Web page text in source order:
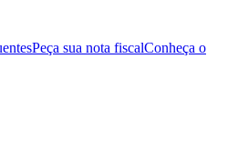
Peça sua nota fiscalConheça o